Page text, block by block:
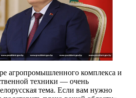
агропромышленного комплекса и
техники — очень
тема. Если вам нужно